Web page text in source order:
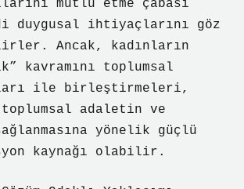
mutlu etme çabası
duygusal ihtiyaçlarını göz
Ancak, kadınların
kavramını toplumsal
ile birleştirmeleri,
toplumsal adaletin ve
yönelik güçlü
kaynağı olabilir.